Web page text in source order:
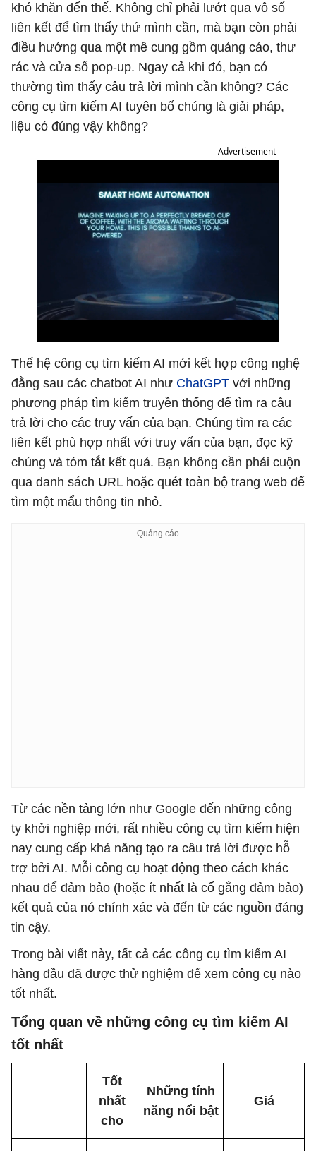
khó khăn đến thế. Không chỉ phải lướt qua vô số
liên kết để tìm thấy thứ mình cần, mà bạn còn phải
điều hướng qua một mê cung gồm quảng cáo, thư
rác và cửa sổ pop-up. Ngay cả khi đó, bạn có
thường tìm thấy câu trả lời mình cần không? Các
công cụ tìm kiếm AI tuyên bố chúng là giải pháp,
liệu có đúng vậy không?
Advertisement
Thế hệ công cụ tìm kiếm AI mới kết hợp công nghệ
đằng sau các chatbot AI như ChatGPT với những
phương pháp tìm kiếm truyền thống để tìm ra câu
trả lời cho các truy vấn của bạn. Chúng tìm ra các
liên kết phù hợp nhất với truy vấn của bạn, đọc kỹ
chúng và tóm tắt kết quả. Bạn không cần phải cuộn
qua danh sách URL hoặc quét toàn bộ trang web để
tìm một mẩu thông tin nhỏ.
Từ các nền tảng lớn như Google đến những công
ty khởi nghiệp mới, rất nhiều công cụ tìm kiếm hiện
nay cung cấp khả năng tạo ra câu trả lời được hỗ
trợ bởi AI. Mỗi công cụ hoạt động theo cách khác
nhau để đảm bảo (hoặc ít nhất là cố gắng đảm bảo)
kết quả của nó chính xác và đến từ các nguồn đáng
tin cậy.
Trong bài viết này, tất cả các công cụ tìm kiếm AI
hàng đầu đã được thử nghiệm để xem công cụ nào
tốt nhất.
Tổng quan về những công cụ tìm kiếm AI
tốt nhất
Tốt
nhất
cho
Những tính
năng nổi bật
Giá